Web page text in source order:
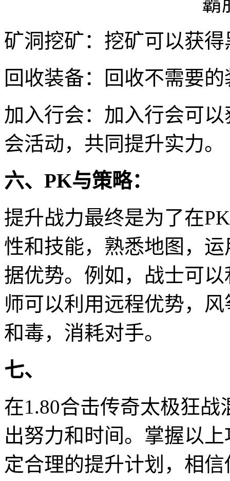
矿洞挖矿：挖矿可以获
回收装备：回收不需要
加入行会：加入行会可
会活动，共同提升实力。
六、PK与策略：
提升战力最终是为了在
性和技能，熟悉地图，
据优势。例如，战士可
师可以利用远程优势，
和毒，消耗对手。
七、
在1.80合击传奇太极狂
出努力和时间。掌握以
定合理的提升计划，相